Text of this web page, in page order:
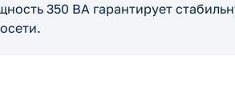
350 ВА гарантирует